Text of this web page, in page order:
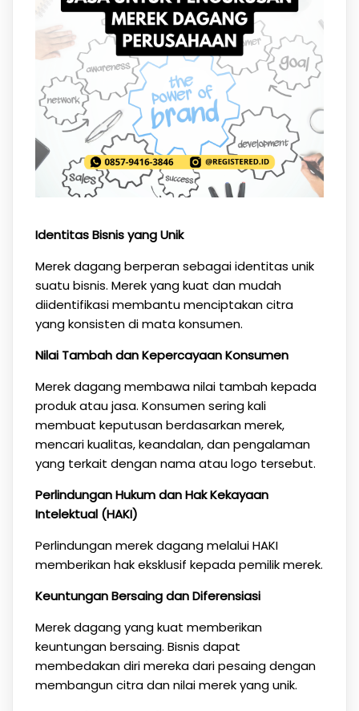
Identitas Bisnis yang Unik
Merek dagang berperan sebagai identitas unik
suatu bisnis. Merek yang kuat dan mudah
diidentifikasi membantu menciptakan citra
yang konsisten di mata konsumen.
Nilai Tambah dan Kepercayaan Konsumen
Merek dagang membawa nilai tambah kepada
produk atau jasa. Konsumen sering kali
membuat keputusan berdasarkan merek,
mencari kualitas, keandalan, dan pengalaman
yang terkait dengan nama atau logo tersebut.
Perlindungan Hukum dan Hak Kekayaan
Intelektual (HAKI)
Perlindungan merek dagang melalui HAKI
memberikan hak eksklusif kepada pemilik merek.
Keuntungan Bersaing dan Diferensiasi
Merek dagang yang kuat memberikan
keuntungan bersaing. Bisnis dapat
membedakan diri mereka dari pesaing dengan
membangun citra dan nilai merek yang unik.